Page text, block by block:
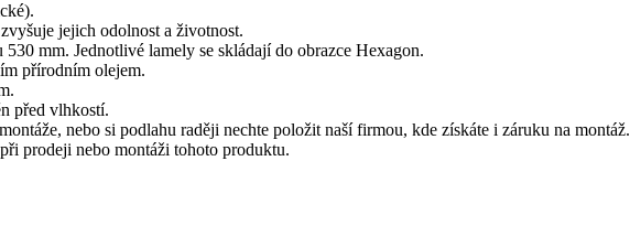
jejich odolnost a životnost.
mm. Jednotlivé lamely se skládají do obrazce Hexagon.
přírodním olejem.
před vlhkostí.
nebo si podlahu raději nechte položit naší firmou, kde získáte i záruku na montáž.
prodeji nebo montáži tohoto produktu.